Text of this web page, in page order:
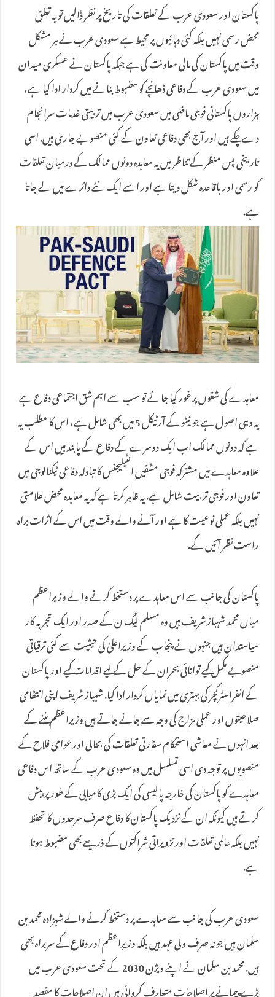
پاکستان اور سعودی عرب کے تعلقات کی تاریخ پر نظر ڈالیں تو یہ تعلق
محض رسمی نہیں بلکہ کئی دہائیوں پر محیط ہے سعودی عرب نے ہر مشکل
وقت میں پاکستان کی مالی معاونت کی ہے جبکہ پاکستان نے عسکری میدان
میں سعودی عرب کے دفاعی ڈھانچے کو مضبوط بنانے میں کردار ادا کیا ہے،
ہزاروں پاکستانی فوجی ماضی میں سعودی عرب میں تربیتی خدمات سرانجام
دے چکے ہیں اور آج بھی دفاعی تعاون کے کئی منصوبے جاری ہیں. اسی
تاریخی پس منظر کے تناظر میں یہ معاہدہ دونوں ممالک کے درمیان تعلقات
کو رسمی اور باقاعدہ شکل دیتا ہے اور اسے ایک نئے دائرے میں لے جاتا
ہے.
معاہدے کی شقوں پر غور کیا جائے تو سب سے اہم شق اجتماعی دفاع ہے
یہ وہی اصول ہے جو نیٹو کے آرٹیکل 5 میں بھی شامل ہے، اس کا مطلب یہ
ہے کہ دونوں ممالک اب ایک دوسرے کے دفاع کے پابند ہیں اس کے
علاوہ معاہدے میں مشترکہ فوجی مشقیں انٹیلیجنس کا تبادلہ دفاعی ٹیکنالوجی میں
تعاون اور فوجی تربیت شامل ہے. یہ ظاہر کرتا ہے کہ یہ معاہدہ محض علامتی
نہیں بلکہ عملی نوعیت کا ہے اور آنے والے وقت میں اس کے اثرات براہ
راست نظر آئیں گے.
پاکستان کی جانب سے اس معاہدے پر دستخط کرنے والے وزیراعظم
میاں محمد شہباز شریف ہیں وہ مسلم لیگ ن کے صدر اور ایک تجربہ کار
سیاستدان ہیں جنہوں نے پنجاب کے وزیراعلیٰ کی حیثیت سے کئی ترقیاتی
منصوبے مکمل کیے توانائی بحران کے حل کے لیے اقدامات کیے اور پاکستان
کے انفراسٹرکچر کی بہتری میں نمایاں کردار ادا کیا. شہباز شریف اپنی انتظامی
صلاحیتوں اور عملی مزاج کی وجہ سے جانے جاتے ہیں وزیراعظم بننے کے
بعد انہوں نے معاشی استحکام سفارتی تعلقات کی بحالی اور عوامی فلاح کے
منصوبوں پر توجہ دی اسی تسلسل میں وہ سعودی عرب کے ساتھ اس دفاعی
معاہدے کو پاکستان کی خارجہ پالیسی کی ایک بڑی کامیابی کے طور پر پیش
کرتے ہیں کیونکہ ان کے نزدیک پاکستان کا دفاع صرف سرحدوں کا تحفظ
نہیں بلکہ عالمی تعلقات اور تزویراتی شراکتوں کے ذریعے بھی مضبوط ہوتا
ہے.
سعودی عرب کی جانب سے معاہدے پر دستخط کرنے والے شہزادہ محمد بن
سلمان ہیں جو نہ صرف ولی عہد ہیں بلکہ وزیرِاعظم اور دفاع کے سربراہ بھی
ہیں. محمد بن سلمان نے اپنے ویژن 2030 کے تحت سعودی عرب میں